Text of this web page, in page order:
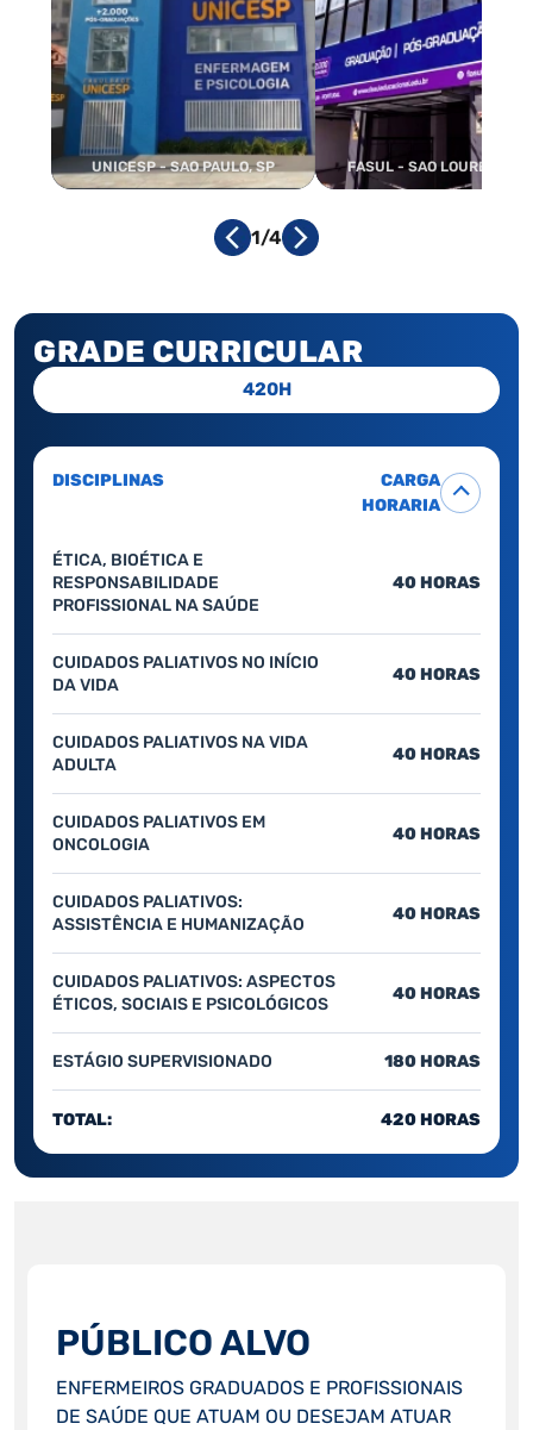
UNICESP - SAO PAULO, SP FASUL - SAO LOURENCO,
1/4
GRADE CURRICULAR
420H
DISCIPLINAS
CARGA
HORARIA
ÉTICA, BIOÉTICA E
RESPONSABILIDADE
PROFISSIONAL NA SAÚDE
40 HORAS
CUIDADOS PALIATIVOS NO INÍCIO
DA VIDA
40 HORAS
CUIDADOS PALIATIVOS NA VIDA
ADULTA
40 HORAS
CUIDADOS PALIATIVOS EM
ONCOLOGIA
40 HORAS
CUIDADOS PALIATIVOS:
ASSISTÊNCIA E HUMANIZAÇÃO
40 HORAS
CUIDADOS PALIATIVOS: ASPECTOS
ÉTICOS, SOCIAIS E PSICOLÓGICOS
40 HORAS
ESTÁGIO SUPERVISIONADO 180 HORAS
TOTAL: 420 HORAS
PÚBLICO ALVO
ENFERMEIROS GRADUADOS E PROFISSIONAIS
DE SAÚDE QUE ATUAM OU DESEJAM ATUAR